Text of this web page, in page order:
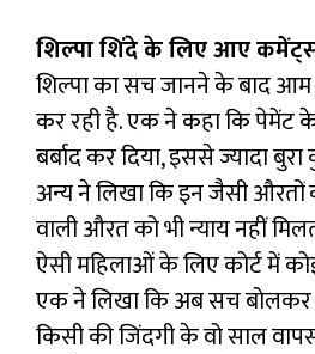
शिल्पा शिंदे के लिए आए
शिल्पा का सच जानने के बाद
कर रही है. एक ने कहा कि पेमेंट
बर्बाद कर दिया, इससे ज्यादा
अन्य ने लिखा कि इन जैसी
वाली औरत को भी न्याय नहीं
ऐसी महिलाओं के लिए कोर्ट में
एक ने लिखा कि अब सच बोलकर
किसी की जिंदगी के वो साल